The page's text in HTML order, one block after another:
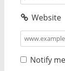
Website
Notify